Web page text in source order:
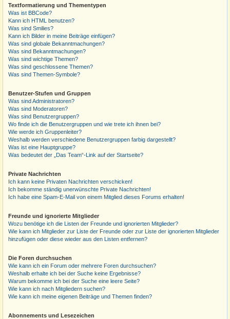
Textformatierung und Thementypen
Was ist BBCode?
Kann ich HTML benutzen?
Was sind Smilies?
Kann ich Bilder in meine Beiträge einfügen?
Was sind globale Bekanntmachungen?
Was sind Bekanntmachungen?
Was sind wichtige Themen?
Was sind geschlossene Themen?
Was sind Themen-Symbole?
Benutzer-Stufen und Gruppen
Was sind Administratoren?
Was sind Moderatoren?
Was sind Benutzergruppen?
Wo finde ich die Benutzergruppen und wie trete ich ihnen bei?
Wie werde ich Gruppenleiter?
Weshalb werden verschiedene Benutzergruppen farbig dargestellt?
Was ist eine Hauptgruppe?
Was bedeutet der „Das Team“-Link auf der Startseite?
Private Nachrichten
Ich kann keine Privaten Nachrichten verschicken!
Ich bekomme ständig unerwünschte Private Nachrichten!
Ich habe eine Spam-E-Mail von einem Mitglied dieses Forums erhalten!
Freunde und ignorierte Mitglieder
Wozu benötige ich die Listen der Freunde und ignorierten Mitglieder?
Wie kann ich Mitglieder zur Liste der Freunde oder zur Liste der ignorierten Mitglieder
hinzufügen oder diese wieder aus den Listen entfernen?
Die Foren durchsuchen
Wie kann ich ein Forum oder mehrere Foren durchsuchen?
Weshalb erhalte ich bei der Suche keine Ergebnisse?
Warum bekomme ich bei der Suche eine leere Seite?
Wie kann ich nach Mitgliedern suchen?
Wie kann ich meine eigenen Beiträge und Themen finden?
Abonnements und Lesezeichen